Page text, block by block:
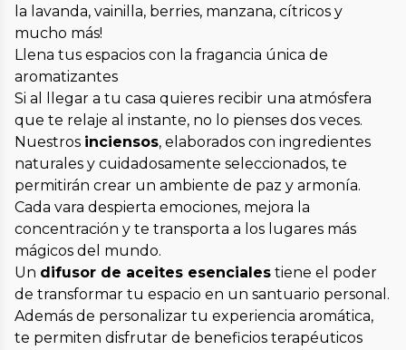
la lavanda, vainilla, berries, manzana, cítricos y
mucho más!
Llena tus espacios con la fragancia única de
aromatizantes
Si al llegar a tu casa quieres recibir una atmósfera
que te relaje al instante, no lo pienses dos veces.
Nuestros inciensos, elaborados con ingredientes
naturales y cuidadosamente seleccionados, te
permitirán crear un ambiente de paz y armonía.
Cada vara despierta emociones, mejora la
concentración y te transporta a los lugares más
mágicos del mundo.
Un difusor de aceites esenciales tiene el poder
de transformar tu espacio en un santuario personal.
Además de personalizar tu experiencia aromática,
te permiten disfrutar de beneficios terapéuticos